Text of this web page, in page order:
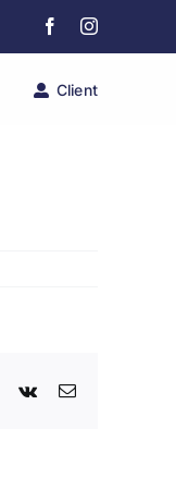
FacebookInstagram
Client
Pinterest
Vk Email